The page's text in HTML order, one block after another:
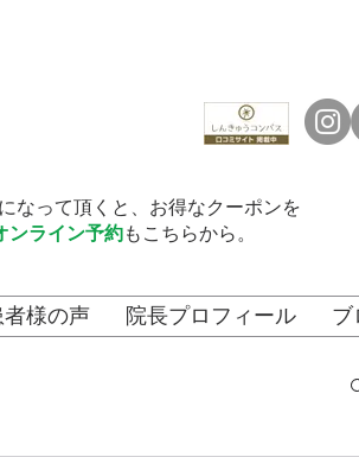
なって頂くと、お得なクーポンを
ンライン予約もこちらから。
者様の声 院長プロフィール ブ